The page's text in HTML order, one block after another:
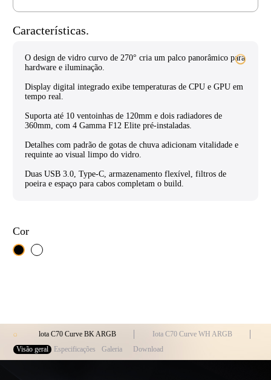
Características.
O design de vidro curvo de 270° cria um palco panorâmico para
hardware e iluminação.
Display digital integrado exibe temperaturas de CPU e GPU em
tempo real.
Suporta até 10 ventoinhas de 120mm e dois radiadores de
360mm, com 4 Gamma F12 Elite pré-instaladas.
Detalhes com padrão de gotas de chuva adicionam vitalidade e
requinte ao visual limpo do vidro.
Duas USB 3.0, Type-C, armazenamento flexível, filtros de
poeira e espaço para cabos completam o build.
Cor
lota C70 Curve BK ARGB
Iota C70 Curve WH ARGB
Visão geral
Especificações Galeria Download